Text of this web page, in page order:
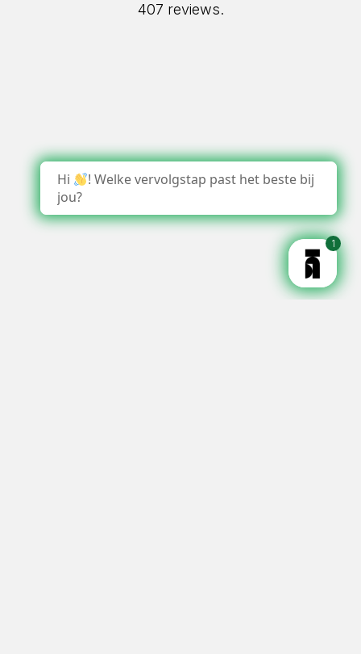
407 reviews.
Hi
! Welke vervolgstap past het beste bij
jou?
1